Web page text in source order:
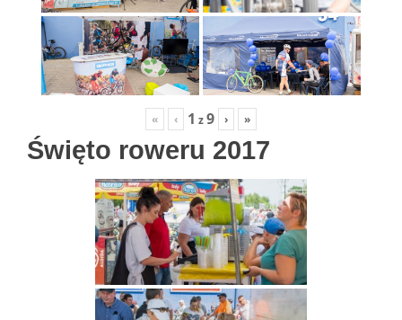
« ‹ 1 z9 › »
Święto roweru 2017